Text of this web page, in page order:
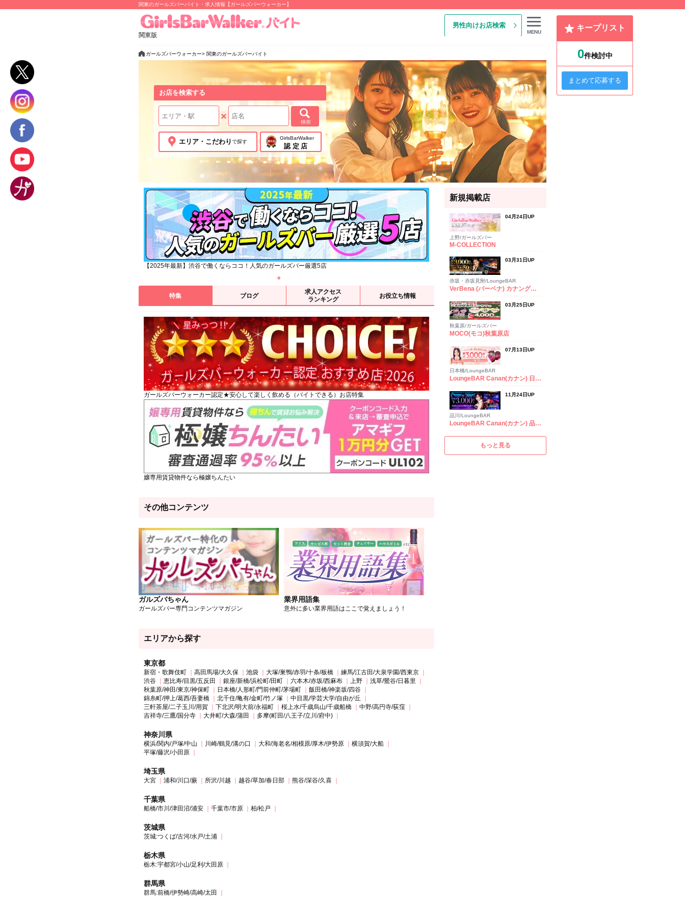
関東のガールズバーバイト・求人情報【ガールズバーウォーカー】
関東版
男性向けお店検索
MENU
ガールズバーウォーカー 関東のガールズバーバイト
お店を検索する
エリア・こだわりで探す
GirlsBarWalker
認定店
【2025年最新】渋谷で働くならココ！人気のガールズバー厳選5店 【2025年最新】錦糸町で働くならココ！人気のガールズバー厳選5店
特集 ブログ
求人アクセス
ランキング
お役立ち情報
ガールズバーウォーカー認定★安心して楽しく飲める（バイトできる）お店特集
嬢専用賃貸物件なら極嬢ちんたい
その他コンテンツ
ガルズバちゃん
ガールズバー専門コンテンツマガジン
業界用語集
意外に多い業界用語はここで覚えましょう！
エリアから探す
東京都
新宿・歌舞伎町 高田馬場/大久保 池袋 大塚/巣鴨/赤羽/十条/板橋
練馬/江古田/大泉学園/西東京
渋谷
恵比寿/目黒/五反田 銀座/新橋/浜松町/田町 六本木/赤坂/西麻布 上野
浅草/鶯谷/日暮里
秋葉原/神田/東京/神保町
日本橋/人形町/門前仲町/茅場町
飯田橋/神楽坂/四谷
錦糸町/押上/葛西/吾妻橋
北千住/亀有/金町/竹ノ塚
中目黒/学芸大学/自由が丘
三軒茶屋/二子玉川/用賀
下北沢/明大前/永福町 桜上水/千歳烏山/千歳船橋
中野/高円寺/荻窪
吉祥寺/三鷹/国分寺
大井町/大森/蒲田 多摩(町田/八王子/立川/府中)
神奈川県
横浜/関内/戸塚/中山 川崎/鶴見/溝の口 大和/海老名/相模原/厚木/伊勢原
横須賀/大船
平塚/藤沢/小田原
埼玉県
大宮 浦和/川口/蕨 所沢/川越 越谷/草加/春日部 熊谷/深谷/久喜
千葉県
船橋/市川/津田沼/浦安 千葉市/市原 柏/松戸
茨城県
茨城:つくば/古河/水戸/土浦
栃木県
栃木:宇都宮/小山/足利/大田原
群馬県
群馬:前橋/伊勢崎/高崎/太田
新規掲載店
04月24日UP
上野/ガールズバー
M-COLLECTION
03月31日UP
赤坂・赤坂見附/LoungeBAR
VerBena (バーベナ) カナングループ
03月25日UP
秋葉原/ガールズバー
MOCO(モコ)秋葉原店
07月13日UP
日本橋/LoungeBAR
LoungeBAR Canan(カナン) 日本橋店
11月24日UP
品川/LoungeBAR
LoungeBAR Canan(カナン) 品川店
もっと見る
キープリスト
0件検討中
まとめて応募する